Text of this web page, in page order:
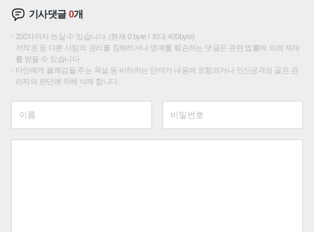
기사댓글0개
200자까지 쓰실 수 있습니다. (현재 0 byte / 최대 400byte)
저작권 등 다른 사람의 권리를 침해하거나 명예를 훼손하는 댓글은 관련 법률에 의해 제재
를 받을 수 있습니다.
타인에게 불쾌감을 주는 욕설 등 비하하는 단어가 내용에 포함되거나 인신공격성 글은 관
리자의 판단에 의해 삭제 합니다.